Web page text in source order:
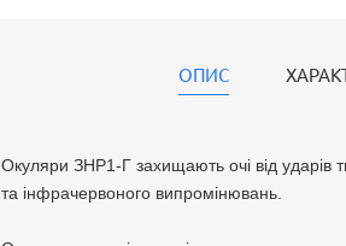
ОПИС
Окуляри ЗНР1-Г захищають очі від ударів
та інфрачервоного випромінювань.